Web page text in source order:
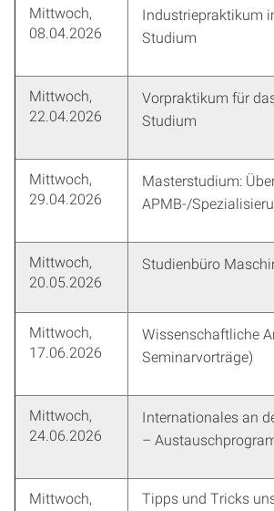
Mittwoch,
08.04.2026
Industriepraktikum
Studium
Mittwoch,
22.04.2026
Vorpraktikum für
Studium
Mittwoch,
29.04.2026
Masterstudium:
APMB-/
Mittwoch,
20.05.2026
Studienbüro
Mittwoch,
17.06.2026
Wissenschaftliche
Seminarvorträge)
Mittwoch,
24.06.2026
Internationales an
–
Mittwoch,
Tipps und Tricks